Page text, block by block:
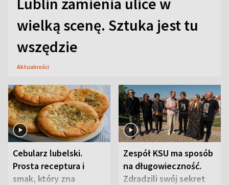
wielką scenę. Sztuka jest tu
wszędzie
Aktualności
Cebularz lubelski.
Prosta receptura i
smak, który zna
Zespół KSU ma sposób
na długowieczność.
Zdradzili swój sekret